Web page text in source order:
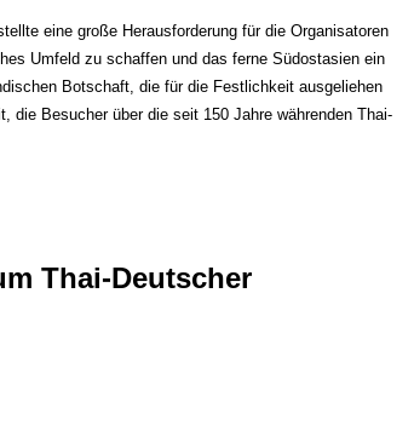
eine große Herausforderung für die Organisatoren
Umfeld zu schaffen und das ferne Südostasien ein
Botschaft, die für die Festlichkeit ausgeliehen
die Besucher über die seit 150 Jahre währenden Thai-
Thai-Deutscher